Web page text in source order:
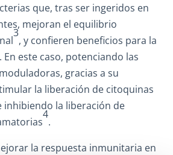
que, tras ser ingeridos en
mejoran el equilibrio
3
, y confieren beneficios para la
este caso, potenciando las
gracias a su
la liberación de citoquinas
la liberación de
4
.
la respuesta inmunitaria en